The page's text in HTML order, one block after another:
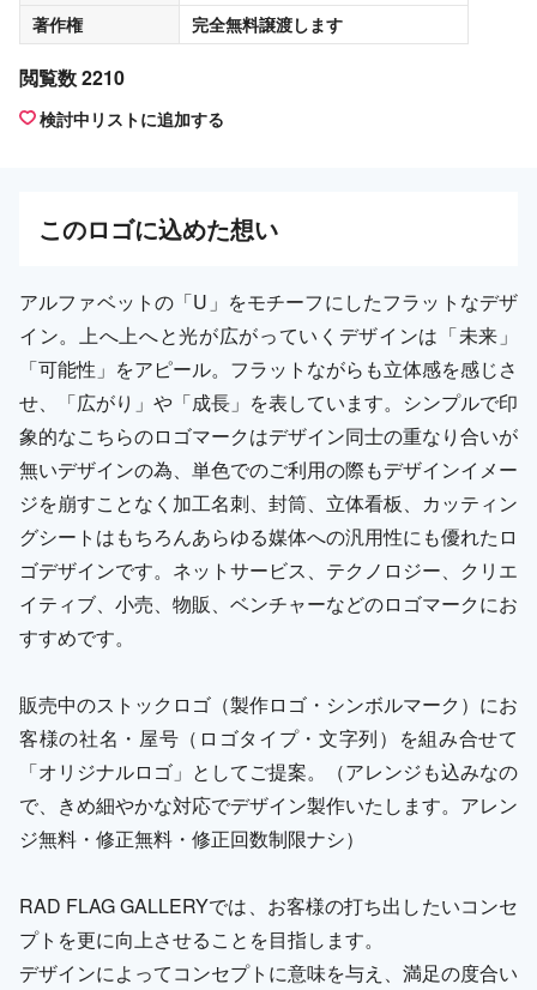
著作権
完全無料譲渡します
閲覧数 2210
検討中リストに追加する
このロゴに込めた想い
アルファベットの「U」をモチーフにしたフラットなデザ
イン。上へ上へと光が広がっていくデザインは「未来」
「可能性」をアピール。フラットながらも立体感を感じさ
せ、「広がり」や「成長」を表しています。シンプルで印
象的なこちらのロゴマークはデザイン同士の重なり合いが
無いデザインの為、単色でのご利用の際もデザインイメー
ジを崩すことなく加工名刺、封筒、立体看板、カッティン
グシートはもちろんあらゆる媒体への汎用性にも優れたロ
ゴデザインです。ネットサービス、テクノロジー、クリエ
イティブ、小売、物販、ベンチャーなどのロゴマークにお
すすめです。
販売中のストックロゴ（製作ロゴ・シンボルマーク）にお
客様の社名・屋号（ロゴタイプ・文字列）を組み合せて
「オリジナルロゴ」としてご提案。（アレンジも込みなの
で、きめ細やかな対応でデザイン製作いたします。アレン
ジ無料・修正無料・修正回数制限ナシ）
RAD FLAG GALLERYでは、お客様の打ち出したいコンセ
プトを更に向上させることを目指します。
デザインによってコンセプトに意味を与え、満足の度合い